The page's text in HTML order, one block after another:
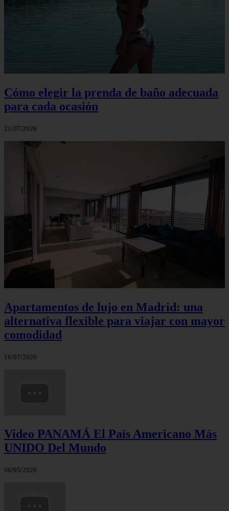
Cómo elegir la prenda de baño adecuada
para cada ocasión
21/07/2026
Apartamentos de lujo en Madrid: una
alternativa flexible para viajar con mayor
comodidad
16/07/2026
Video PANAMÁ El País Americano Más
UNIDO Del Mundo
06/05/2026